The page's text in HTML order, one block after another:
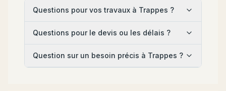
Questions pour vos travaux à Trappes ?
Questions pour le devis ou les délais ?
Question sur un besoin précis à Trappes ?